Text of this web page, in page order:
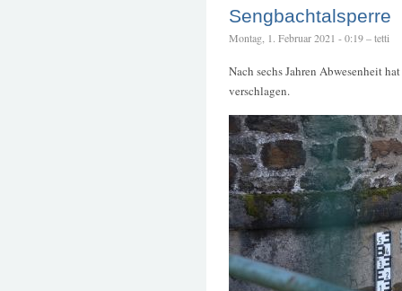
Sengbachtalsperre
Montag, 1. Februar 2021 - 0:19 – tetti
Nach sechs Jahren Abwesenheit
verschlagen.